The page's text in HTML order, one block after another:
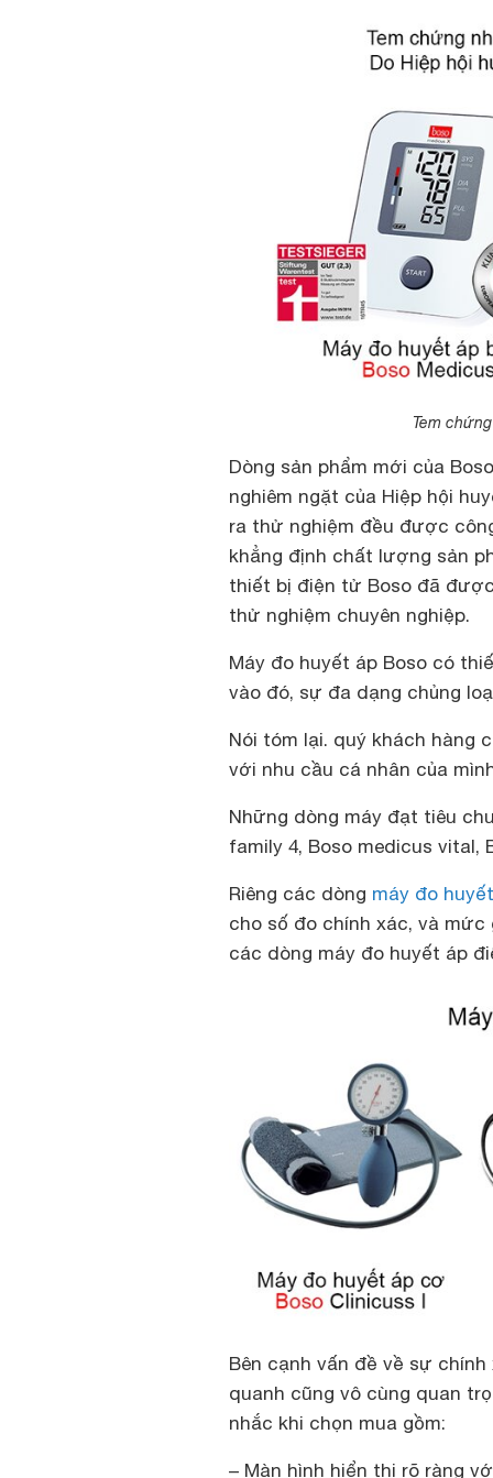
Tem
Dòng sản phẩm mới của
nghiêm ngặt của Hiệp hội
ra thử nghiệm đều được
khẳng định chất lượng sản
thiết bị điện tử Boso đã
thử nghiệm chuyên nghiệp.
Máy đo huyết áp Boso có
vào đó, sự đa dạng chủng
Nói tóm lại. quý khách hàng
với nhu cầu cá nhân của
Những dòng máy đạt tiêu
family 4, Boso medicus vital,
Riêng các dòng máy đo
cho số đo chính xác, và
các dòng máy đo huyết áp
Bên cạnh vấn đề về sự
quanh cũng vô cùng quan
nhắc khi chọn mua gồm:
– Màn hình hiển thị rõ ràng